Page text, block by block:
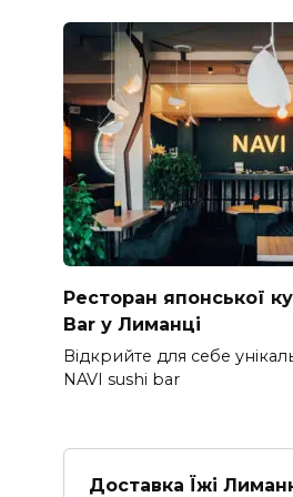
Ресторан японської
Bar у Лиманці
Відкрийте для себе
NAVI sushi bar
Доставка Їжі